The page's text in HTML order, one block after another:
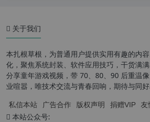
关于我们
本扎根草根，为普通用户提供实用有趣的内
化，聚焦系统封装、软件应用技巧，干货满
分享童年游戏视频，带 70、80、90 后重温
业喧嚣，唯技术交流与青春回响，期待与同
私信本站 广告合作 版权声明 捐赠VIP 友
本站公众号: